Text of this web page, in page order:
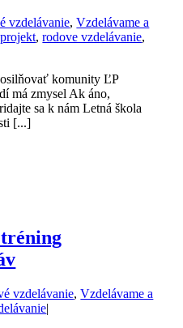
vzdelávanie,Vzdelávame a
projekt,rodove vzdelávanie,
komunity ĽP
má zmysel Ak áno,
sa k nám Letná škola
[...]
vzdelávanie,Vzdelávame a
|